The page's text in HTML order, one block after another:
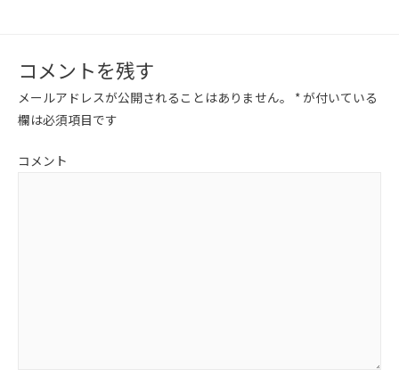
コメントを残す
メールアドレスが公開されることはありません。 * が付いている
欄は必須項目です
コメント